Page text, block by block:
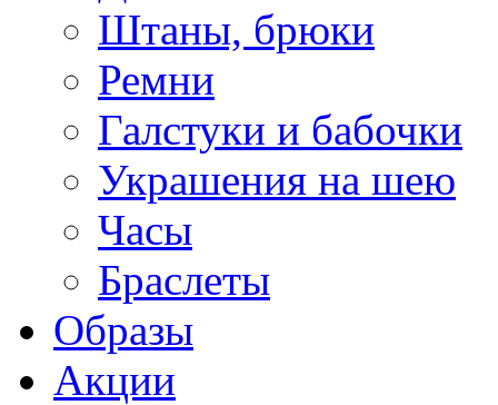
Штаны, брюки
Ремни
Галстуки и бабочки
Украшения на шею
Часы
Браслеты
Образы
Акции